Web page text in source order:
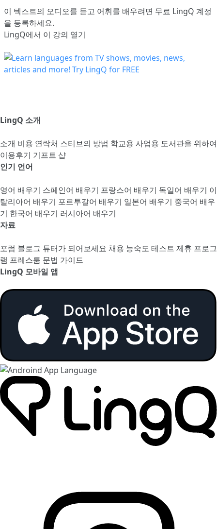
이 텍스트의 오디오를 듣고 어휘를 배우려면 무료 LingQ 계정
을 등록하세요.
LingQ에서 이 강의 열기
LingQ 소개
소개 비용 연락처 스티브의 방법 학교용 사업용 도서관을 위하여
이용후기 기프트 샵
인기 언어
영어 배우기 스페인어 배우기 프랑스어 배우기 독일어 배우기 이
탈리아어 배우기 포르투갈어 배우기 일본어 배우기 중국어 배우
기 한국어 배우기 러시아어 배우기
자료
포럼 블로그 튜터가 되어보세요 채용 능숙도 테스트 제휴 프로그
램 프레스룸 문법 가이드
LingQ 모바일 앱